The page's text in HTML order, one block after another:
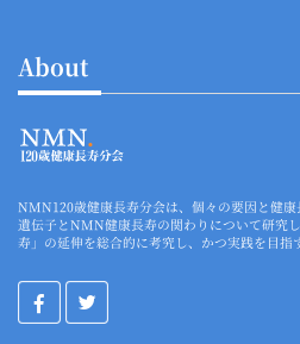
About
NMN120歳健康長寿分会は、個々の要因と健
遺伝子とNMN健康長寿の関わりについて研究
寿」の延伸を総合的に考究し、かつ実践を目指